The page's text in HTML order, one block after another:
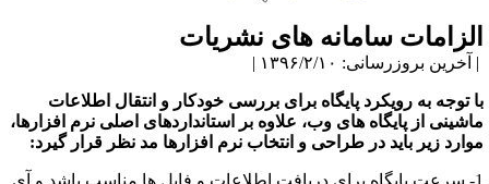
سامانه های نشریات
بروزرسانی: ۱۳۹۶/۲/۱۰ |
توجه به رویکرد پایگاه برای بررسی خودکار و انتقال اطلاعات
از پایگاه های وب، علاوه بر استانداردهای اصلی نرم افزارها،
زیر باید در طراحی و انتخاب نرم افزارها مد نظر قرار گیرد:
1- سرعت پایگاه برای دریافت اطلاعات و فایل ها مناسب باشد و آی